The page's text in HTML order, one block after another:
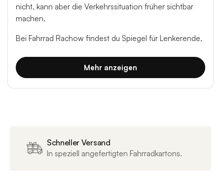
nicht, kann aber die Verkehrssituation früher sichtbar
machen.
Bei Fahrrad Rachow findest du Spiegel für Lenkerende,
Welcher Fahrradspiegel passt zu dir?
stabiler, vibrationsarmer Spiegel besonders wichtig.
Mehr anzeigen
Schneller Versand
In speziell angefertigten Fahrradkartons.